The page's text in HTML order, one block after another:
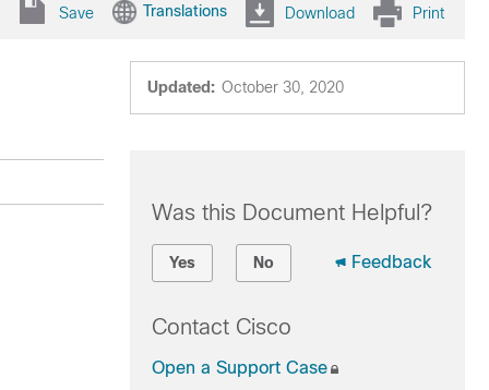
Save Translations Download Print
Updated: October 30, 2020
Was this Document Helpful?
Yes No Feedback
Contact Cisco
Open a Support Case